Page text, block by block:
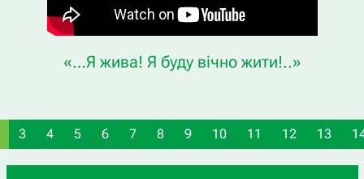
«…Я жива! Я буду вічно жити!..»
3 4 5 6 7 8 9 10 11 12 13